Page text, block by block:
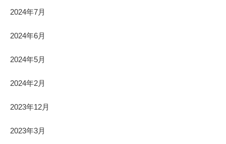
2024年7月
2024年6月
2024年5月
2024年2月
2023年12月
2023年3月